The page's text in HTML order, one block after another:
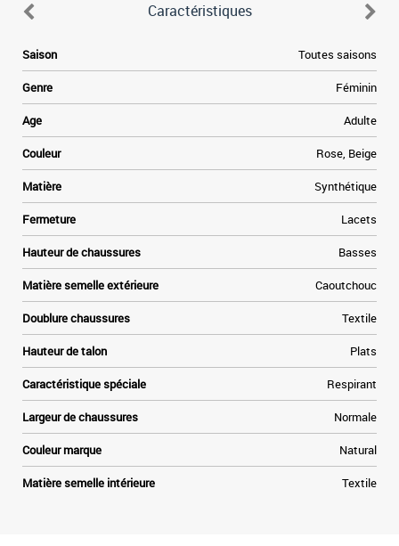
Caractéristiques
Saison Toutes saisons
Genre Féminin
Age Adulte
Couleur Rose, Beige
Matière Synthétique
Fermeture Lacets
Hauteur de chaussures Basses
Matière semelle extérieure Caoutchouc
Doublure chaussures Textile
Hauteur de talon Plats
Caractéristique spéciale Respirant
Largeur de chaussures Normale
Couleur marque Natural
Matière semelle intérieure Textile